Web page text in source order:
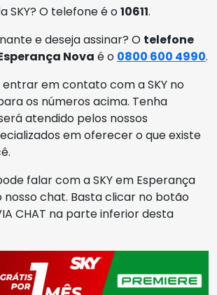
SKY? O telefone é o10611.
e deseja assinar? O telefone
Nova é o 0800 600 4990.
em contato com a SKY no
os números acima. Tenha
atendido pelos nossos
em oferecer o que existe
falar com a SKY em Esperança
nosso chat. Basta clicar no botão
CHAT na parte inferior desta